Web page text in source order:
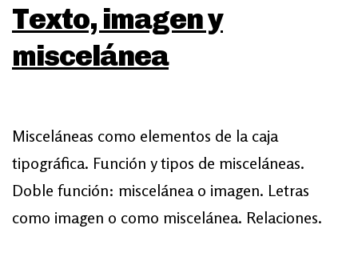
Texto, imagen y
miscelánea
Misceláneas como elementos de la caja
tipográfica. Función y tipos de misceláneas.
Doble función: miscelánea o imagen. Letras
como imagen o como miscelánea. Relaciones.